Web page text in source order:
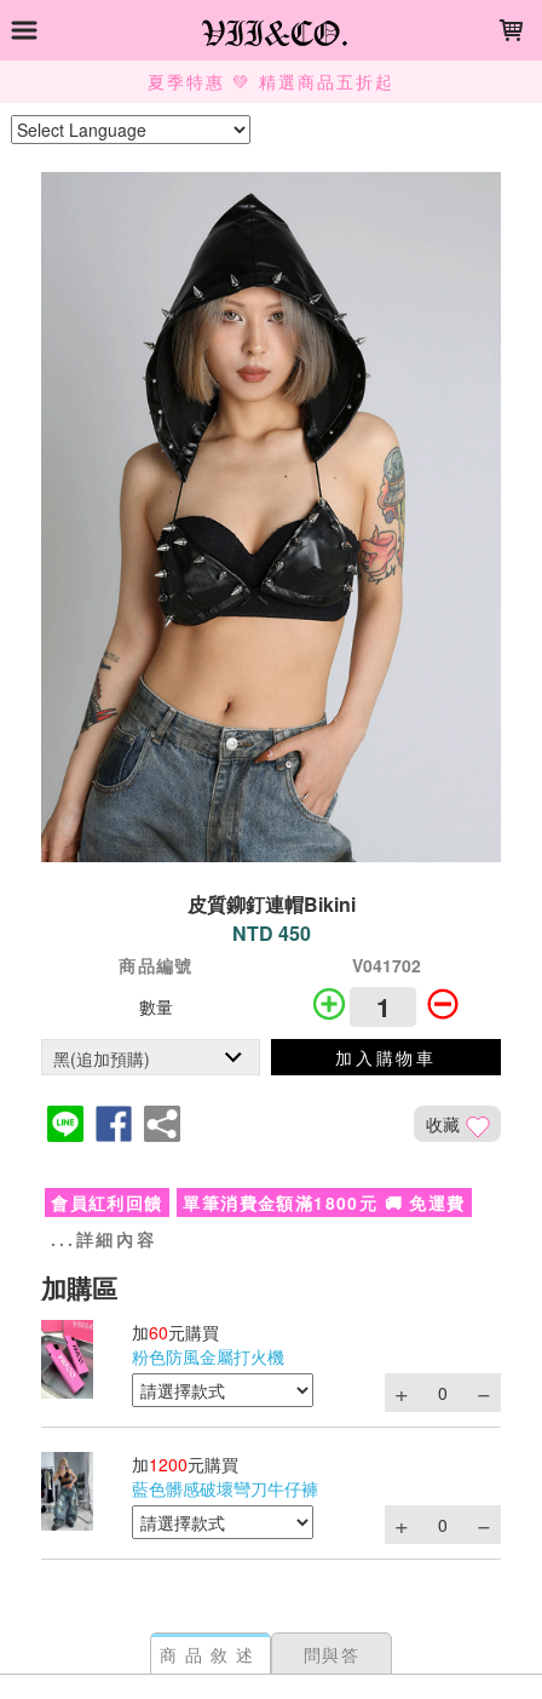
SUMMER SALE 💚 UP TO 50% OFF
皮質鉚釘連帽Bikini
NTD 450
商品編號
V041702
數量
加入購物車
收藏
會員紅利回饋
單筆消費金額滿1800元 🚚 免運費
...詳細內容
加60元購買
粉色防風金屬打火機
加1200元購買
藍色髒感破壞彎刀牛仔褲
商品敘述 問與答